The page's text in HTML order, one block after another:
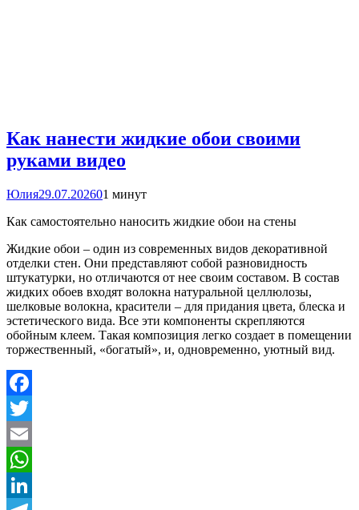
Как нанести жидкие обои своими
руками видео
Юлия29.07.202601 минут
Как самостоятельно наносить жидкие обои на стены
Жидкие обои – один из современных видов декоративной
отделки стен. Они представляют собой разновидность
штукатурки, но отличаются от нее своим составом. В состав
жидких обоев входят волокна натуральной целлюлозы,
шелковые волокна, красители – для придания цвета, блеска и
эстетического вида. Все эти компоненты скрепляются
обойным клеем. Такая композиция легко создает в помещении
торжественный, «богатый», и, одновременно, уютный вид.
Facebook
Twitter
Email
WhatsApp